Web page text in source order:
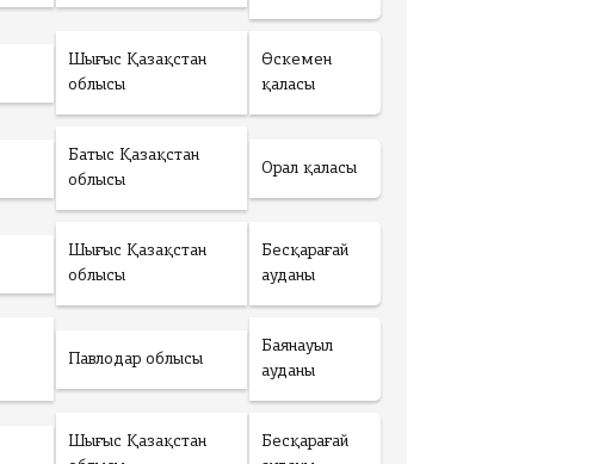
Шығыс Қазақстан
облысы
Өскемен
қаласы
Батыс Қазақстан
облысы
Орал қаласы
Шығыс Қазақстан
облысы
Бесқарағай
ауданы
Павлодар облысы
Баянауыл
ауданы
Шығыс Қазақстан
Бесқарағай